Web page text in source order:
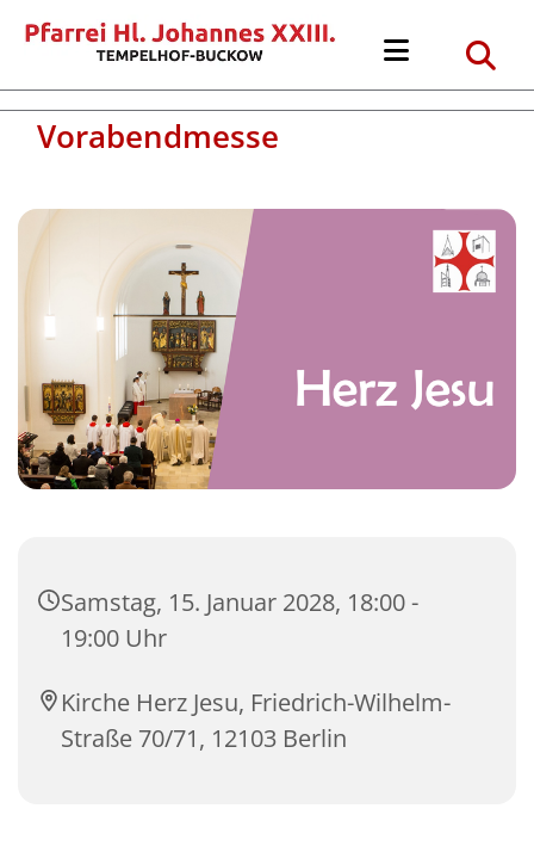
Vorabendmesse
Samstag, 15. Januar 2028, 18:00 -
19:00 Uhr
Kirche Herz Jesu, Friedrich-Wilhelm-
Straße 70/71, 12103 Berlin